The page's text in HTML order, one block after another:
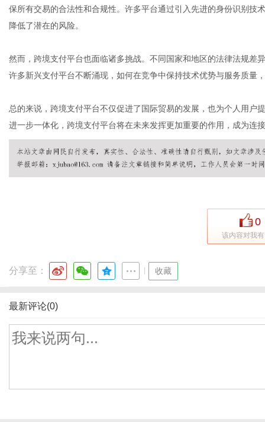
保所有交易的合法性和合规性。许多平台通过引入先进的身份识别技
降低了潜在的风险。
然而，跨境支付平台也面临诸多挑战。不同国家和地区的法律法规差
许多新兴支付平台不断涌现，如何在竞争中保持技术优势与服务质量
总的来说，跨境支付平台不仅促进了国际贸易的发展，也为个人用户
进一步一体化，跨境支付平台将在未来发挥更加重要的作用，成为连
0
该内容对我
分享至： 收藏
最新评论(0)